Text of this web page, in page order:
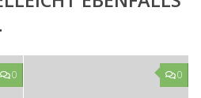
0 0